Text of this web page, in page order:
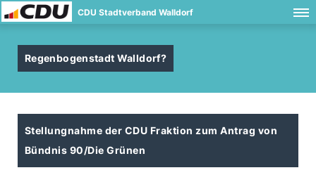
CDU Stadtverband Walldorf
Regenbogenstadt Walldorf?
Stellungnahme der CDU Fraktion zum Antrag von
Bündnis 90/Die Grünen